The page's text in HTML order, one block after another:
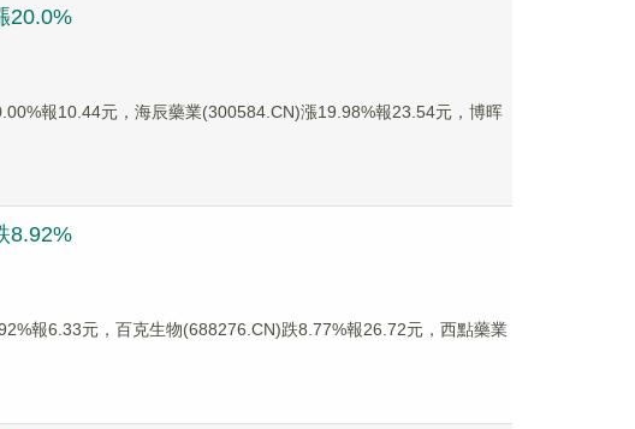
20.0%
報10.44元，海辰藥業(300584.CN)漲19.98%報23.54元，博晖
8.92%
報6.33元，百克生物(688276.CN)跌8.77%報26.72元，西點藥業